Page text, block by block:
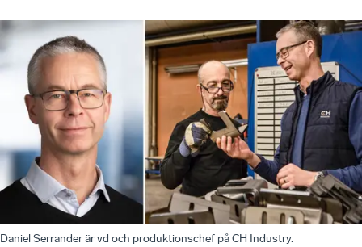
Daniel Serrander är vd och produktionschef på CH Industry.